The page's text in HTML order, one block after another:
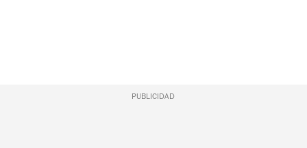
PUBLICIDAD